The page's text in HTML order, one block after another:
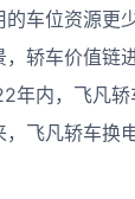
车位资源更
轿车价值链
年内，飞凡
飞凡轿车换